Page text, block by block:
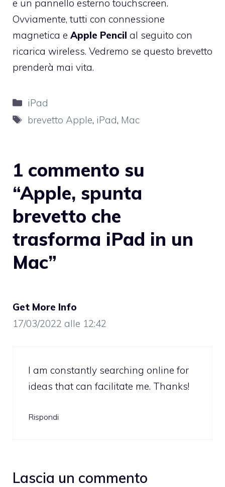
e un pannello esterno touchscreen.
Ovviamente, tutti con connessione
magnetica e Apple Pencil al seguito con
ricarica wireless. Vedremo se questo brevetto
prenderà mai vita.
Categorie
iPad
Tag
brevetto Apple, iPad, Mac
1 commento su
“Apple, spunta
brevetto che
trasforma iPad in un
Mac”
Get More Info
17/03/2022 alle 12:42
I am constantly searching online for
ideas that can facilitate me. Thanks!
Rispondi
Lascia un commento